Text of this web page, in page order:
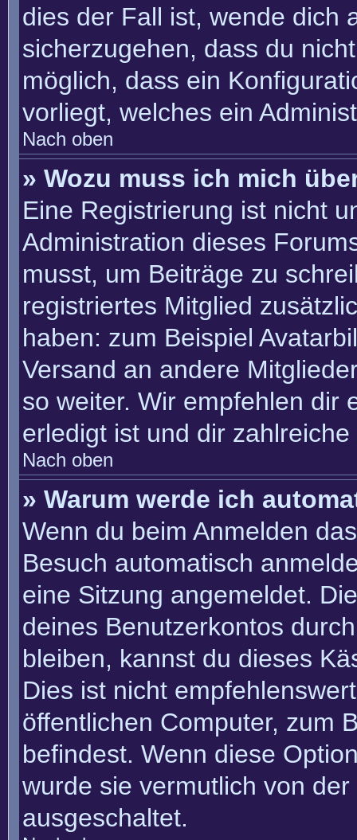
dies der Fall ist, wende dich
sicherzugehen, dass du
möglich, dass ein
vorliegt, welches ein
Nach oben
» Wozu muss ich mich
Eine Registrierung ist nicht
Administration dieses
musst, um Beiträge zu
registriertes Mitglied
haben: zum Beispiel
Versand an andere
so weiter. Wir empfehlen dir
erledigt ist und dir
Nach oben
» Warum werde ich
Wenn du beim Anmelden
Besuch automatisch
eine Sitzung angemeldet.
deines Benutzerkontos
bleiben, kannst du dieses
Dies ist nicht
öffentlichen Computer, zum
befindest. Wenn diese
wurde sie vermutlich von
ausgeschaltet.